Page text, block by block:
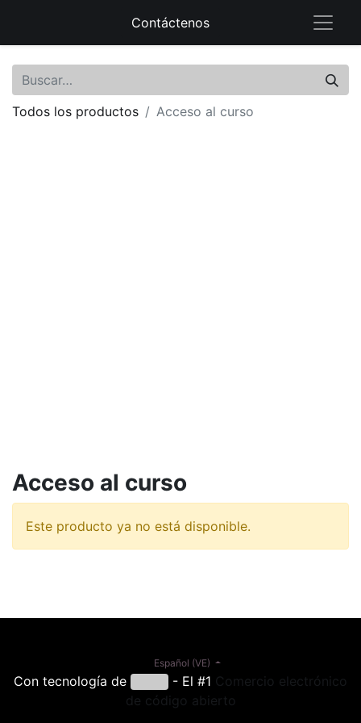
Contáctenos
Todos los productos Acceso al curso
Acceso al curso
Este producto ya no está disponible.
Español (VE)
Con tecnología de - El #1 Comercio electrónico
de código abierto